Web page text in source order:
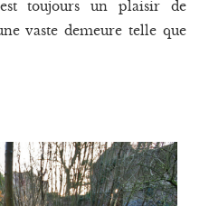
toujours un plaisir de
vaste demeure telle que